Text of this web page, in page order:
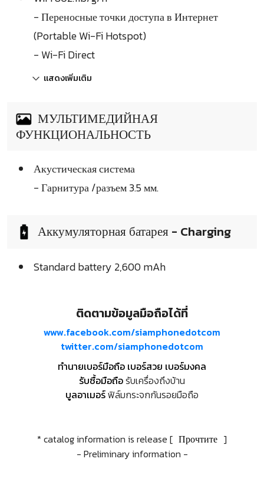
- Переносные точки доступа в Интернет
(Portable Wi-Fi Hotspot)
- Wi-Fi Direct
แสดงเพิ่มเติม
МУЛЬТИМЕДИЙНАЯ
ФУНКЦИОНАЛЬНОСТЬ
Акустическая система
- Гарнитура /разъем 3.5 мм.
Аккумуляторная батарея - Charging
Standard battery 2,600 mAh
ติดตามข้อมูลมือถือได้ที่
www.facebook.com/siamphonedotcom
twitter.com/siamphonedotcom
ทำนายเบอร์มือถือ เบอร์สวย เบอร์มงคล
รับซื้อมือถือรับเครื่องถึงบ้าน
บูลอาเมอร์ฟิล์มกระจกกันรอยมือถือ
* catalog information is release [ Прочтите ]
- Preliminary information -